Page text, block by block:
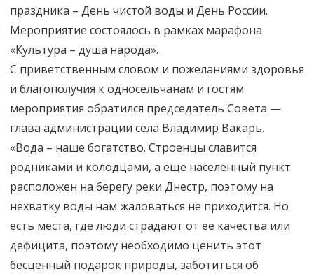
праздника – День чистой воды и День России.
Мероприятие состоялось в рамках марафона
«Культура – душа народа».
С приветственным словом и пожеланиями здоровья
и благополучия к односельчанам и гостям
мероприятия обратился председатель Совета —
глава администрации села Владимир Вакарь.
«Вода – наше богатство. Строенцы славится
родниками и колодцами, а еще населенный пункт
расположен на берегу реки Днестр, поэтому на
нехватку воды нам жаловаться не приходится. Но
есть места, где люди страдают от ее качества или
дефицита, поэтому необходимо ценить этот
бесценный подарок природы, заботиться об